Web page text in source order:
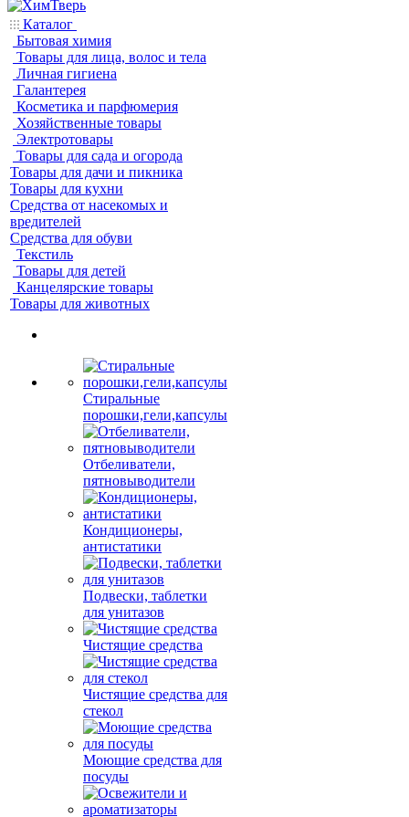
Каталог
Бытовая химия
Товары для лица, волос и тела
Личная гигиена
Галантерея
Косметика и парфюмерия
Хозяйственные товары
Электротовары
Товары для сада и огорода
Товары для дачи и пикника
Товары для кухни
Средства от насекомых и
вредителей
Средства для обуви
Текстиль
Товары для детей
Канцелярские товары
Товары для животных
Стиральные
порошки,гели,капсулы
Отбеливатели,
пятновыводители
Кондиционеры,
антистатики
Подвески, таблетки
для унитазов
Чистящие средства
Чистящие средства для
стекол
Моющие средства для
посуды